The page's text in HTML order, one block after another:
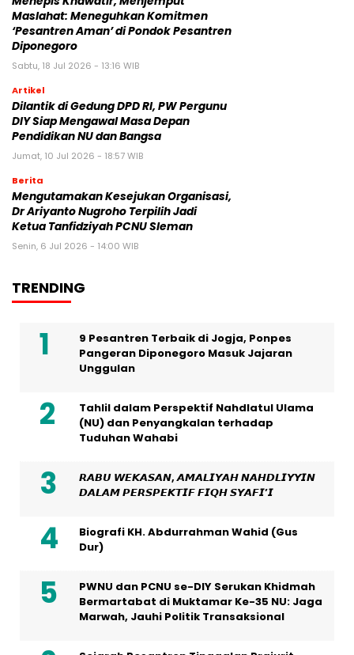
Maslahat: Meneguhkan Komitmen
‘Pesantren Aman’ di Pondok Pesantren
Diponegoro
Sabtu, 18 Jul 2026 - 13:16 WIB
Artikel
Dilantik di Gedung DPD RI, PW Pergunu
DIY Siap Mengawal Masa Depan
Pendidikan NU dan Bangsa
Jumat, 10 Jul 2026 - 18:57 WIB
Berita
Mengutamakan Kesejukan Organisasi,
Dr Ariyanto Nugroho Terpilih Jadi
Ketua Tanfidziyah PCNU Sleman
Senin, 6 Jul 2026 - 14:00 WIB
TRENDING
9 Pesantren Terbaik di Jogja, Ponpes
Pangeran Diponegoro Masuk Jajaran
Unggulan
Tahlil dalam Perspektif Nahdlatul Ulama
(NU) dan Penyangkalan terhadap
Tuduhan Wahabi
𝙍𝘼𝘽𝙐 𝙒𝙀𝙆𝘼𝙎𝘼𝙉, 𝘼𝙈𝘼𝙇𝙄𝙔𝘼𝙃 𝙉𝘼𝙃𝘿𝙇𝙄𝙔𝙔𝙄𝙉
𝘿𝘼𝙇𝘼𝙈 𝙋𝙀𝙍𝙎𝙋𝙀𝙆𝙏𝙄𝙁 𝙁𝙄𝙌𝙃 𝙎𝙔𝘼𝙁𝙄’𝙄
Biografi KH. Abdurrahman Wahid (Gus
Dur)
PWNU dan PCNU se-DIY Serukan Khidmah
Bermartabat di Muktamar Ke-35 NU: Jaga
Marwah, Jauhi Politik Transaksional